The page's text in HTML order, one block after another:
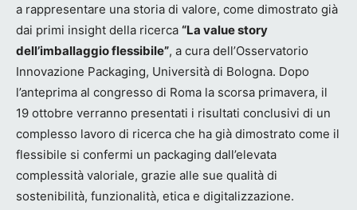
a rappresentare una storia di valore, come dimostrato già
dai primi insight della ricerca “La value story
dell’imballaggio flessibile”, a cura dell’Osservatorio
Innovazione Packaging, Università di Bologna. Dopo
l’anteprima al congresso di Roma la scorsa primavera, il
19 ottobre verranno presentati i risultati conclusivi di un
complesso lavoro di ricerca che ha già dimostrato come il
flessibile si confermi un packaging dall’elevata
complessità valoriale, grazie alle sue qualità di
sostenibilità, funzionalità, etica e digitalizzazione.